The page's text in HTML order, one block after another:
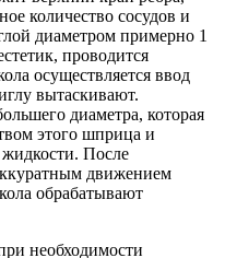
количество сосудов и
диаметром примерно 1
проводится
осуществляется ввод
вытаскивают.
диаметра, которая
этого шприца и
жидкости. После
движением
обрабатывают
необходимости